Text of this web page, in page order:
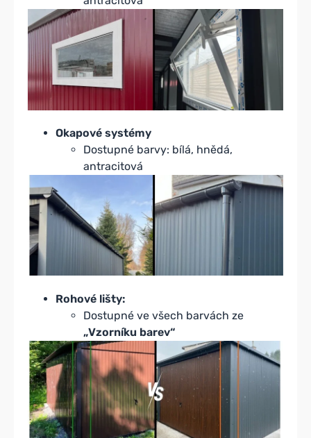
Okapové systémy
Dostupné barvy: bílá, hnědá,
antracitová
Rohové lišty:
Dostupné ve všech barvách ze
„Vzorníku barev“